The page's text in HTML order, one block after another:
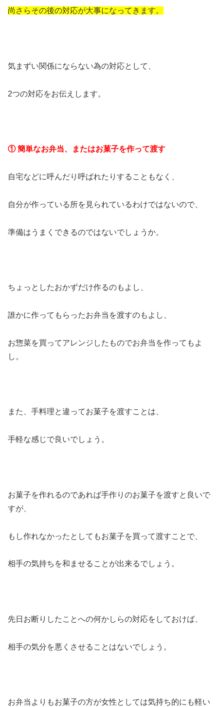
尚さらその後の対応が大事になってきます。
気まずい関係にならない為の対応として、
2つの対応をお伝えします。
① 簡単なお弁当、またはお菓子を作って渡す
自宅などに呼んだり呼ばれたりすることもなく、
自分が作っている所を見られているわけではないので、
準備はうまくできるのではないでしょうか。
ちょっとしたおかずだけ作るのもよし、
誰かに作ってもらったお弁当を渡すのもよし、
お惣菜を買ってアレンジしたものでお弁当を作ってもよ
し。
また、手料理と違ってお菓子を渡すことは、
手軽な感じで良いでしょう。
お菓子を作れるのであれば手作りのお菓子を渡すと良いで
すが、
もし作れなかったとしてもお菓子を買って渡すことで、
相手の気持ちを和ませることが出来るでしょう。
先日お断りしたことへの何かしらの対応をしておけば、
相手の気分を悪くさせることはないでしょう。
お弁当よりもお菓子の方が女性としては気持ち的にも軽い